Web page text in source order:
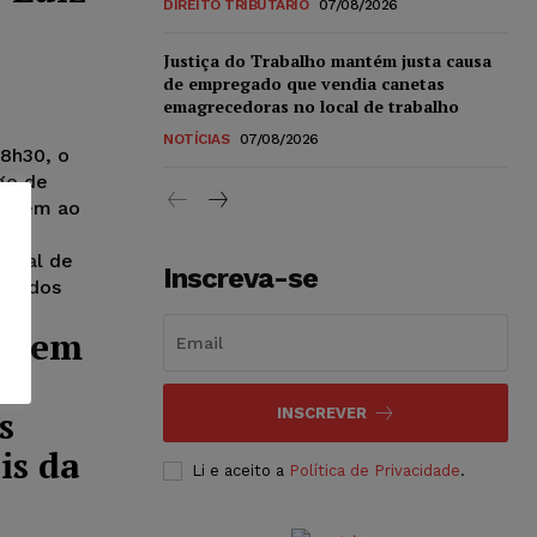
o
de
ao
de
dos
da
DIREITO TRIBUTÁRIO 07/08/2026
Justiça do Trabalho mantém justa causa
de empregado que vendia canetas
emagrecedoras no local de trabalho
NOTÍCIAS 07/08/2026
Inscreva-se
INSCREVER
Li e aceito a Política de Privacidade.